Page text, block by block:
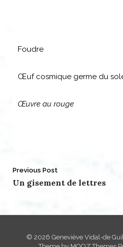
Foudre
Œuf cosmique germe du
Œuvre au rouge
Post
navigation
Previous Post
Un gisement de lettres
© 2026 Geneviève Vidal-de